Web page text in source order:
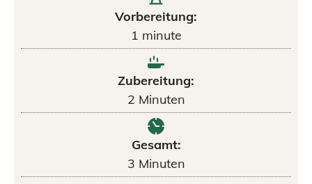
Vorbereitung:
1 minute
Zubereitung:
2 Minuten
Gesamt:
3 Minuten